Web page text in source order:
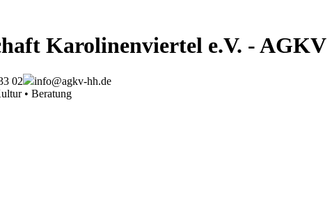
Karolinenviertel e.V. - AGKV
02
info@agkv-hh.de
• Beratung